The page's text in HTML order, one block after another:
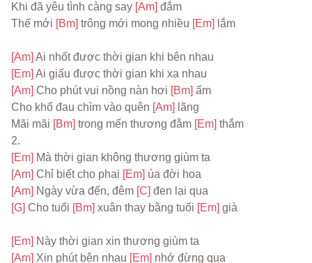
Khi đã yêu tình càng say [Am] đắm
Thế mới [Bm] trông mới mong nhiều [Em] lắm
[Am] Ai nhốt được thời gian khi bên nhau
[Em] Ai giấu được thời gian khi xa nhau
[Am] Cho phút vui nồng nàn hơi [Bm] ấm
Cho khổ đau chìm vào quên [Am] lãng
Mãi mãi [Bm] trong mến thương đằm [Em] thắm
2.
[Em] Mà thời gian không thương giùm ta
[Am] Chỉ biết cho phai [Em] úa đời hoa
[Am] Ngày vừa đến, đêm [C] đen lại qua
[G] Cho tuổi [Bm] xuân thay bằng tuổi [Em] già
[Em] Này thời gian xin thương giùm ta
[Am] Xin phút bên nhau [Em] nhớ đừng qua